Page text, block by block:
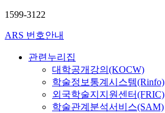
이
진
한,
강
제
훈,
1599-3122
ARS 번호안내
관련누리집
대학공개강의(KOCW)
학술정보통계시스템(Rinfo)
외국학술지지원센터(FRIC)
학술관계분석서비스(SAM)